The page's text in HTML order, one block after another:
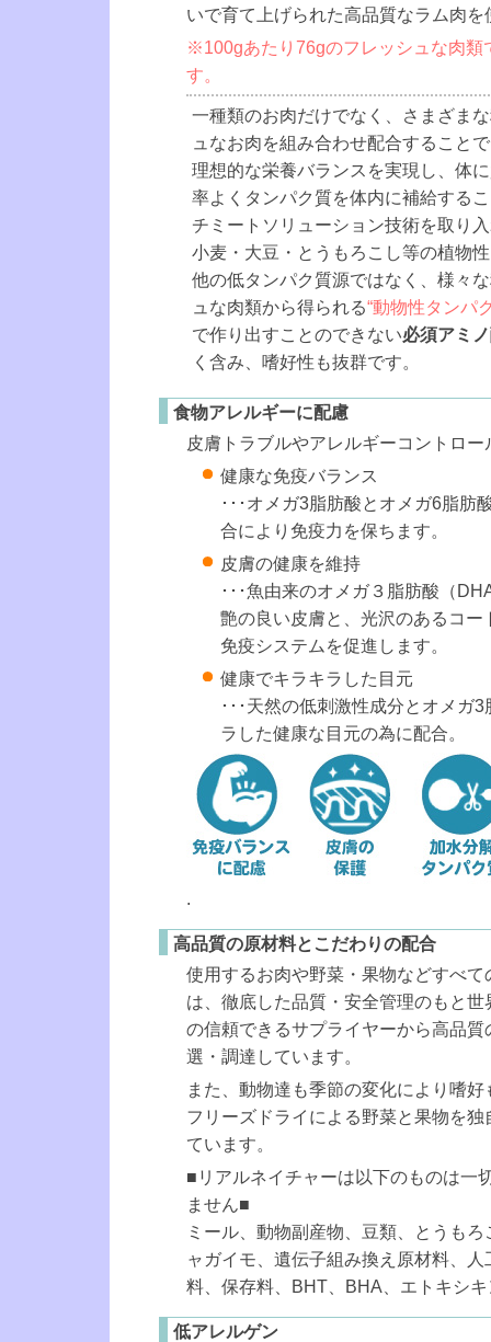
いで育て上げられた高品質なラム肉を
※100gあたり76gのフレッシュな肉類
す。
一種類のお肉だけでなく、さまざま
ュなお肉を組み合わせ配合すること
理想的な栄養バランスを実現し、体
率よくタンパク質を体内に補給する
チミートソリューション技術を取り
小麦・大豆・とうもろこし等の植物
他の低タンパク質源ではなく、様々
ュな肉類から得られる“動物性タンパ
で作り出すことのできない必須アミ
く含み、嗜好性も抜群です。
食物アレルギーに配慮
皮膚トラブルやアレルギーコントロー
健康な免疫バランス
･･･オメガ3脂肪酸とオメガ6脂肪
合により免疫力を保ちます。
皮膚の健康を維持
･･･魚由来のオメガ３脂肪酸（
艶の良い皮膚と、光沢のあるコー
免疫システムを促進します。
健康でキラキラした目元
･･･天然の低刺激性成分とオメガ
ラした健康な目元の為に配合。
.
高品質の原材料とこだわりの配合
使用するお肉や野菜・果物などすべて
は、徹底した品質・安全管理のもと世
の信頼できるサプライヤーから高品質
選・調達しています。
また、動物達も季節の変化により嗜
フリーズドライによる野菜と果物を独
ています。
■リアルネイチャーは以下のものは一
ません■
ミール、動物副産物、豆類、とうも
ャガイモ、遺伝子組み換え原材料、人
料、保存料、BHT、BHA、エトキシキ
低アレルゲン